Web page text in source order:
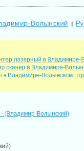
Волынский |
лазерный в Владимире-
сканер в Владимире-
в Владимире-Волынском
(Владимир-Волынский)